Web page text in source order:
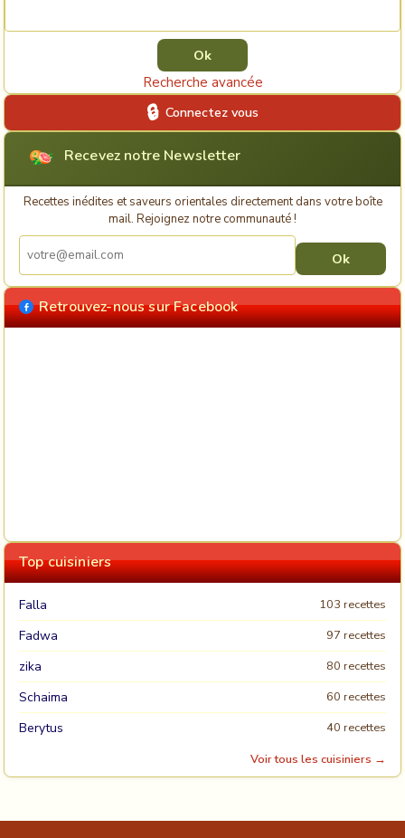
Recherche avancée
Connectez vous
Recevez notre Newsletter
Recettes inédites et saveurs orientales directement dans votre boîte
mail. Rejoignez notre communauté !
Retrouvez-nous sur Facebook
Top cuisiniers
Falla 103 recettes
Fadwa 97 recettes
zika 80 recettes
Schaima 60 recettes
Berytus
40 recettes
Voir tous les cuisiniers →